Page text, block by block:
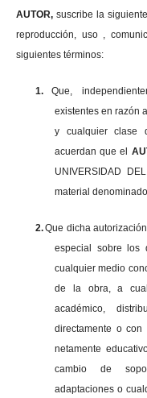
AUTOR,suscribe la
reproducción, uso ,
siguientes términos:
1.
Que,
existentes en razón
y cualquier clase
acuerdan que el
UNIVERSIDAD
material
2.Que dicha
especial sobre los
cualquier medio
de la obra, a
académico,
directamente o con
netamente
cambio de
adaptaciones o